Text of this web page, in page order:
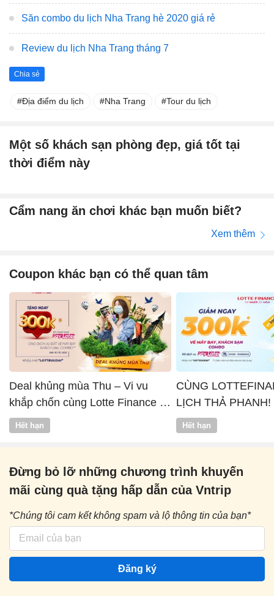
Săn combo du lịch Nha Trang hè 2020 giá rẻ
Review du lịch Nha Trang tháng 7
Chia sẻ
Địa điểm du lịch Nha Trang Tour du lịch
Một số khách sạn phòng đẹp, giá tốt tại
thời điểm này
Cẩm nang ăn chơi khác bạn muốn biết?
Xem thêm
Coupon khác bạn có thể quan tâm
Deal khủng mùa Thu – Vi vu
khắp chốn cùng Lotte Finance x
Vntrip
Hết hạn
CÙNG
LỊCH THẢ PHANH!
Hết hạn
Đừng bỏ lỡ những chương trình khuyến
mãi cùng quà tặng hấp dẫn của Vntrip
*Chúng tôi cam kết không spam và lộ thông tin của bạn*
Đăng ký